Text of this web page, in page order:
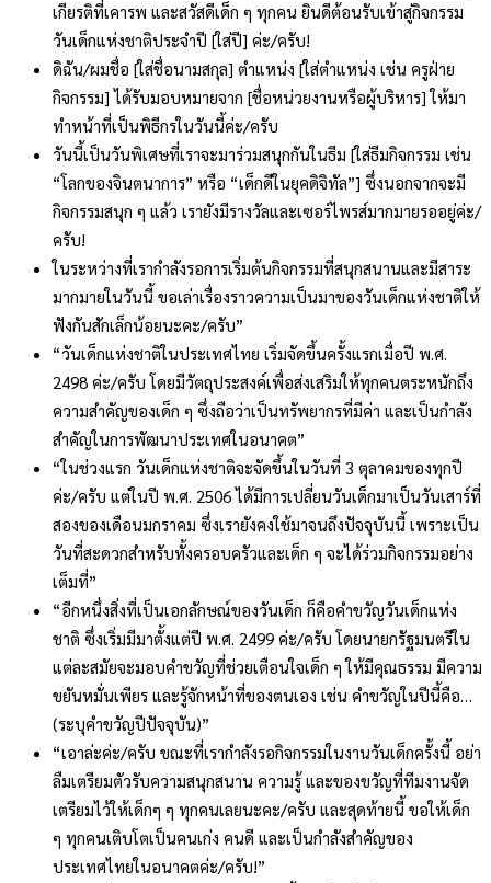
เกียรติที่เคารพ และสวัสดีเด็ก ๆ ทุกคน ยินดีต้อนรับเข้าสู่กิจกรรม
วันเด็กแห่งชาติประจำปี [ใส่ปี] ค่ะ/ครับ!
ดิฉัน/ผมชื่อ [ใส่ชื่อนามสกุล] ตำแหน่ง [ใส่ตำแหน่ง เช่น ครูฝ่าย
กิจกรรม] ได้รับมอบหมายจาก [ชื่อหน่วยงานหรือผู้บริหาร] ให้มา
ทำหน้าที่เป็นพิธีกรในวันนี้ค่ะ/ครับ
วันนี้เป็นวันพิเศษที่เราจะมาร่วมสนุกกันในธีม [ใส่ธีมกิจกรรม เช่น
“โลกของจินตนาการ” หรือ “เด็กดีในยุคดิจิทัล”] ซึ่งนอกจากจะมี
กิจกรรมสนุก ๆ แล้ว เรายังมีรางวัลและเซอร์ไพรส์มากมายรออยู่ค่ะ/
ครับ!
ในระหว่างที่เรากำลังรอการเริ่มต้นกิจกรรมที่สนุกสนานและมีสาระ
มากมายในวันนี้ ขอเล่าเรื่องราวความเป็นมาของวันเด็กแห่งชาติให้
ฟังกันสักเล็กน้อยนะคะ/ครับ”
“วันเด็กแห่งชาติในประเทศไทย เริ่มจัดขึ้นครั้งแรกเมื่อปี พ.ศ.
2498 ค่ะ/ครับ โดยมีวัตถุประสงค์เพื่อส่งเสริมให้ทุกคนตระหนักถึง
ความสำคัญของเด็ก ๆ ซึ่งถือว่าเป็นทรัพยากรที่มีค่า และเป็นกำลัง
สำคัญในการพัฒนาประเทศในอนาคต”
“ในช่วงแรก วันเด็กแห่งชาติจะจัดขึ้นในวันที่ 3 ตุลาคมของทุกปี
ค่ะ/ครับ แต่ในปี พ.ศ. 2506 ได้มีการเปลี่ยนวันเด็กมาเป็นวันเสาร์ที่
สองของเดือนมกราคม ซึ่งเรายังคงใช้มาจนถึงปัจจุบันนี้ เพราะเป็น
วันที่สะดวกสำหรับทั้งครอบครัวและเด็ก ๆ จะได้ร่วมกิจกรรมอย่าง
เต็มที่”
“อีกหนึ่งสิ่งที่เป็นเอกลักษณ์ของวันเด็ก ก็คือคำขวัญวันเด็กแห่ง
ชาติ ซึ่งเริ่มมีมาตั้งแต่ปี พ.ศ. 2499 ค่ะ/ครับ โดยนายกรัฐมนตรีใน
แต่ละสมัยจะมอบคำขวัญที่ช่วยเตือนใจเด็ก ๆ ให้มีคุณธรรม มีความ
ขยันหมั่นเพียร และรู้จักหน้าที่ของตนเอง เช่น คำขวัญในปีนี้คือ…
(ระบุคำขวัญปีปัจจุบัน)”
“เอาล่ะค่ะ/ครับ ขณะที่เรากำลังรอกิจกรรมในงานวันเด็กครั้งนี้ อย่า
ลืมเตรียมตัวรับความสนุกสนาน ความรู้ และของขวัญที่ทีมงานจัด
เตรียมไว้ให้เด็กๆ ๆ ทุกคนเลยนะคะ/ครับ และสุดท้ายนี้ ขอให้เด็ก
ๆ ทุกคนเติบโตเป็นคนเก่ง คนดี และเป็นกำลังสำคัญของ
ประเทศไทยในอนาคตค่ะ/ครับ!”